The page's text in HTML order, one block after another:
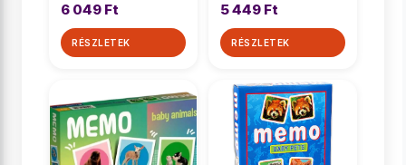
6 049 Ft
RÉSZLETEK
5 449 Ft
RÉSZLETEK